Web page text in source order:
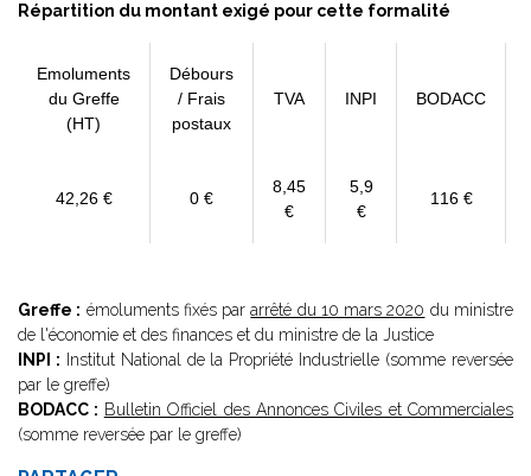
Répartition du montant exigé pour cette formalité
Emoluments
du Greffe
(HT)
Débours
/ Frais
postaux
TVA INPI BODACC
42,26 € 0 €
8,45
€
5,9
€
116 €
Greffe : émoluments fixés pararrêté du 10 mars 2020 du ministre
de l'économie et des finances et du ministre de la Justice
INPI : Institut National de la Propriété Industrielle (somme reversée
par le greffe)
BODACC : Bulletin Officiel des Annonces Civiles et Commerciales
(somme reversée par le greffe)